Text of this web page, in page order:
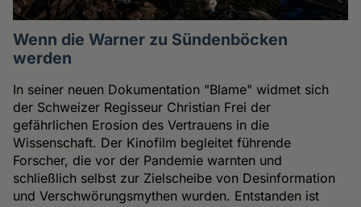
Wenn die Warner zu Sündenböcken
werden
In seiner neuen Dokumentation "Blame" widmet sich
der Schweizer Regisseur Christian Frei der
gefährlichen Erosion des Vertrauens in die
Wissenschaft. Der Kinofilm begleitet führende
Forscher, die vor der Pandemie warnten und
schließlich selbst zur Zielscheibe von Desinformation
und Verschwörungsmythen wurden. Entstanden ist